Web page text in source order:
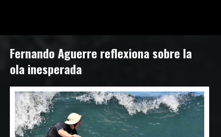
Fernando Aguerre reflexiona sobre la
ola inesperada